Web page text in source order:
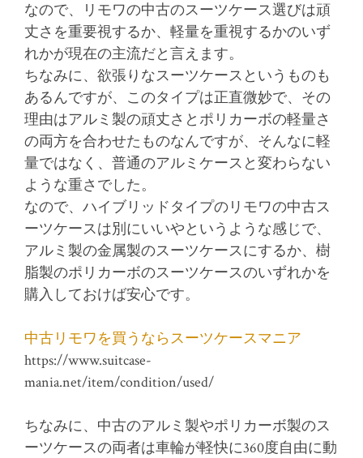
なので、リモワの中古のスーツケース選びは頑
丈さを重要視するか、軽量を重視するかのいず
れかが現在の主流だと言えます。
ちなみに、欲張りなスーツケースというものも
あるんですが、このタイプは正直微妙で、その
理由はアルミ製の頑丈さとポリカーボの軽量さ
の両方を合わせたものなんですが、そんなに軽
量ではなく、普通のアルミケースと変わらない
ような重さでした。
なので、ハイブリッドタイプのリモワの中古ス
ーツケースは別にいいやというような感じで、
アルミ製の金属製のスーツケースにするか、樹
脂製のポリカーボのスーツケースのいずれかを
購入しておけば安心です。
中古リモワを買うならスーツケースマニア
https://www.suitcase-
mania.net/item/condition/used/
ちなみに、中古のアルミ製やポリカーボ製のス
ーツケースの両者は車輪が軽快に360度自由に動